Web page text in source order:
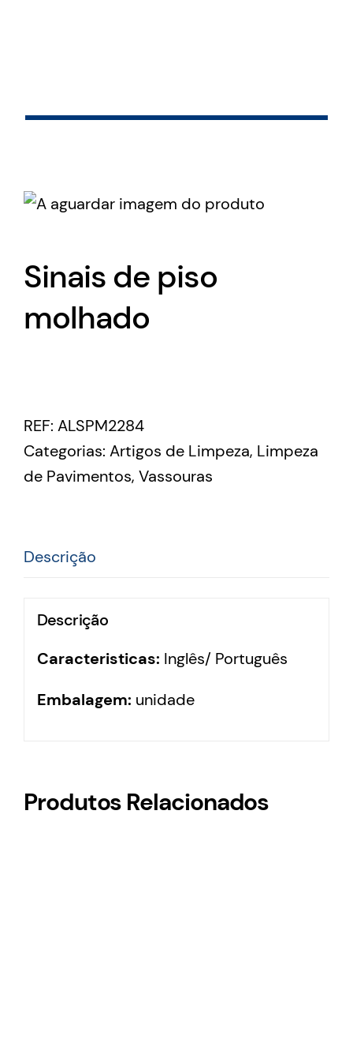
Sinais de piso
molhado
REF: ALSPM2284
Categorias: Artigos de Limpeza, Limpeza
de Pavimentos, Vassouras
Descrição
Descrição
Caracteristicas: Inglês/ Português
Embalagem: unidade
Produtos Relacionados